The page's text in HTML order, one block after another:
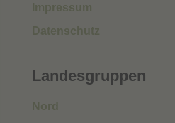
Impressum
Datenschutz
Landesgruppen
Nord